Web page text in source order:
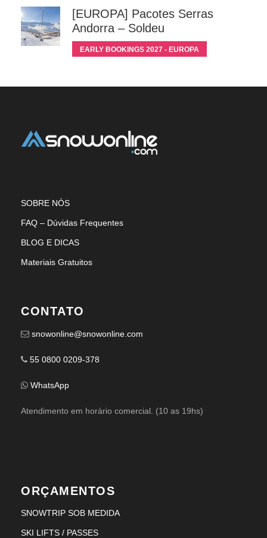
[EUROPA] Pacotes Serras
Andorra – Soldeu
EARLY BOOKINGS 2027 - EUROPA
SOBRE NÓS
FAQ – Dúvidas Frequentes
BLOG E DICAS
Materiais Gratuitos
CONTATO
snowonline@snowonline.com
55 0800 0209-378
WhatsApp
Atendimento em horário comercial. (10 as 19hs)
ORÇAMENTOS
SNOWTRIP SOB MEDIDA
SKI LIFTS / PASSES